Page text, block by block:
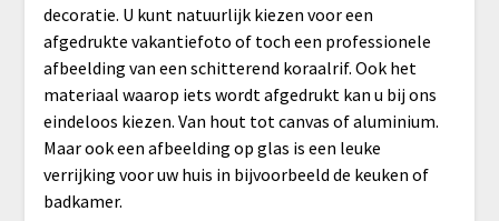
decoratie. U kunt natuurlijk kiezen voor een
afgedrukte vakantiefoto of toch een professionele
afbeelding van een schitterend koraalrif. Ook het
materiaal waarop iets wordt afgedrukt kan u bij ons
eindeloos kiezen. Van hout tot canvas of aluminium.
Maar ook een afbeelding op glas is een leuke
verrijking voor uw huis in bijvoorbeeld de keuken of
badkamer.